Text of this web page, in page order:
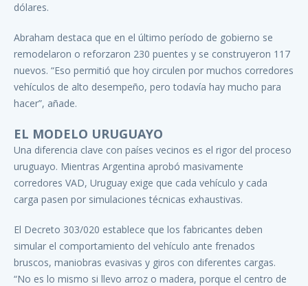
dólares.
Abraham destaca que en el último período de gobierno se
remodelaron o reforzaron 230 puentes y se construyeron 117
nuevos. “Eso permitió que hoy circulen por muchos corredores
vehículos de alto desempeño, pero todavía hay mucho para
hacer”, añade.
EL MODELO URUGUAYO
Una diferencia clave con países vecinos es el rigor del proceso
uruguayo. Mientras Argentina aprobó masivamente
corredores VAD, Uruguay exige que cada vehículo y cada
carga pasen por simulaciones técnicas exhaustivas.
El Decreto 303/020 establece que los fabricantes deben
simular el comportamiento del vehículo ante frenados
bruscos, maniobras evasivas y giros con diferentes cargas.
“No es lo mismo si llevo arroz o madera, porque el centro de